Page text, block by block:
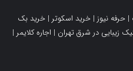
| حرفه نیوز | خرید اسکوتر | خرید بک
زیبایی در شرق تهران | اجاره کلایمر |